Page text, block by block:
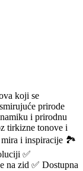
koji se
prirode
i prirodnu
tirkizne tonove i
mira i inspiracije 🏞️
✅
na zid ✅ Dostupna